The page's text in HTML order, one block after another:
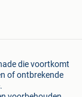
die voortkomt
of ontbrekende